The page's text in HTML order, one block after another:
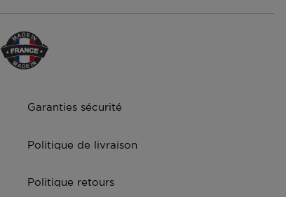
Garanties sécurité
Politique de livraison
Politique retours